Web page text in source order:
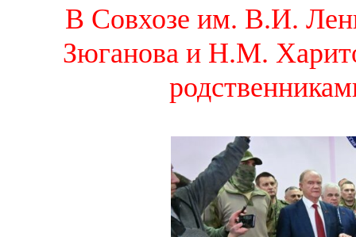
В Совхозе им. В.И.
Зюганова и Н.М.